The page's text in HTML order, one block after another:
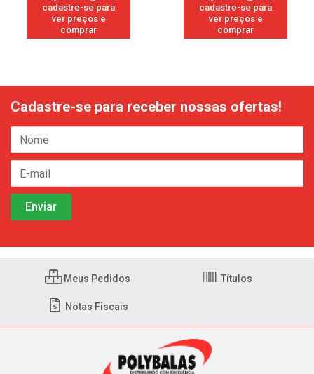
cadastre-se para
ver preços e
comprar
cadastre-se para
ver preços e
comprar
Cadastre-se para receber nossas ofertas!
Meus Pedidos Títulos
Notas Fiscais